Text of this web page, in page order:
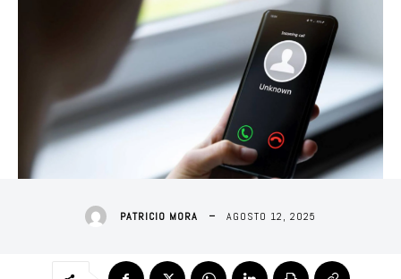
PATRICIO MORA AGOSTO 12, 2025